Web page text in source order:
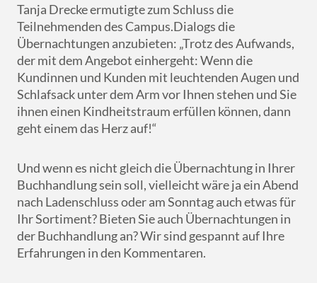
Tanja Drecke ermutigte zum Schluss die
Teilnehmenden des Campus.Dialogs die
Übernachtungen anzubieten: „Trotz des Aufwands,
der mit dem Angebot einhergeht: Wenn die
Kundinnen und Kunden mit leuchtenden Augen und
Schlafsack unter dem Arm vor Ihnen stehen und Sie
ihnen einen Kindheitstraum erfüllen können, dann
geht einem das Herz auf!“
Und wenn es nicht gleich die Übernachtung in Ihrer
Buchhandlung sein soll, vielleicht wäre ja ein Abend
nach Ladenschluss oder am Sonntag auch etwas für
Ihr Sortiment? Bieten Sie auch Übernachtungen in
der Buchhandlung an? Wir sind gespannt auf Ihre
Erfahrungen in den Kommentaren.